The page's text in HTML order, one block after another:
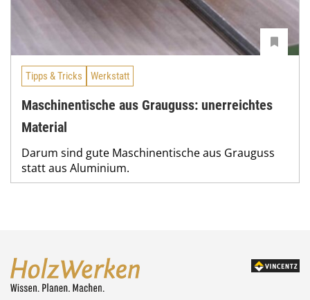
Tipps & Tricks Werkstatt
Maschinentische aus Grauguss: unerreichtes
Material
Darum sind gute Maschinentische aus Grauguss
statt aus Aluminium.